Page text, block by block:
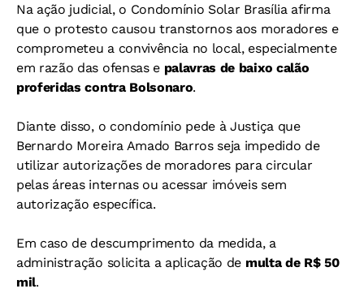
Na ação judicial, o Condomínio Solar Brasília afirma
que o protesto causou transtornos aos moradores e
comprometeu a convivência no local, especialmente
em razão das ofensas e palavras de baixo calão
proferidas contra Bolsonaro.
Diante disso, o condomínio pede à Justiça que
Bernardo Moreira Amado Barros seja impedido de
utilizar autorizações de moradores para circular
pelas áreas internas ou acessar imóveis sem
autorização específica.
Em caso de descumprimento da medida, a
administração solicita a aplicação de multa de R$ 50
mil.